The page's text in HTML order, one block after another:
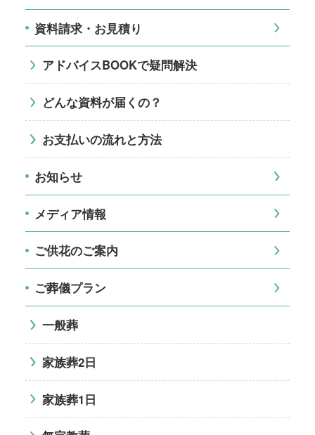
資料請求・お見積り
アドバイスBOOKで疑問解決
どんな資料が届くの？
お支払いの流れと方法
お知らせ
メディア情報
ご供花のご案内
ご葬儀プラン
一般葬
家族葬2日
家族葬1日